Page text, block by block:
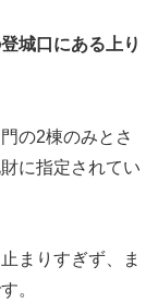
城口にある上り
の2棟のみとさ
に指定されてい
まりすぎず、ま
。